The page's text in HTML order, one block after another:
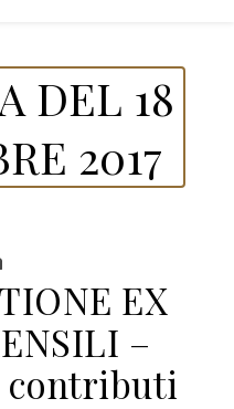
DEL 18
2017
EX
–
contributi